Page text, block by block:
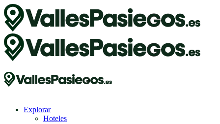
Explorar
Hoteles